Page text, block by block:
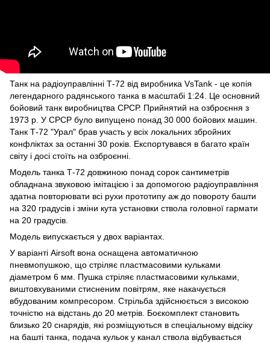
Танк на радіоуправлінні Т-72 від виробника VsTank - це копія
легендарного радянського танка в масштабі 1:24. Це основний
бойовий танк виробництва СРСР. Прийнятий на озброєння з
1973 р. У СРСР було випущено понад 30 000 бойових машин.
Танк Т-72 "Урал" брав участь у всіх локальних збройних
конфліктах за останні 30 років. Експортувався в багато країн
світу і досі стоїть на озброєнні.
Модель танка Т-72 довжиною понад сорок сантиметрів
обладнана звуковою імітацією і за допомогою радіоуправління
здатна повторювати всі рухи прототипу аж до повороту башти
на 320 градусів і зміни кута установки ствола головної гармати
на 20 градусів.
Модель випускається у двох варіантах.
У варіанті Airsoft вона оснащена автоматичною
пневмопушкою, що стріляє пластмасовими кульками
діаметром 6 мм. Пушка стріляє пластмасовими кульками,
виштовхуваними стисненим повітрям, яке накачується
вбудованим компресором. Стрільба здійснюється з високою
точністю на відстань до 20 метрів. Боєкомплект становить
близько 20 снарядів, які розміщуються в спеціальному відсіку
на башті танка, подача кульок у канал ствола відбувається